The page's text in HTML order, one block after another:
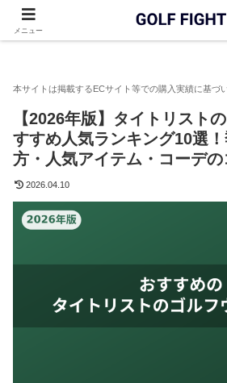
ゴルフウェア 【
【2026年版】タイトリスト
すすめ人気ランキング10選
方・人気アイテム・コーデ
2026.04.10
メニュー